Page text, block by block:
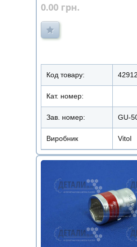
0.00 грн.
Код товару: 42912
Кат. номер:
Зав. номер:
Виробник Vitol